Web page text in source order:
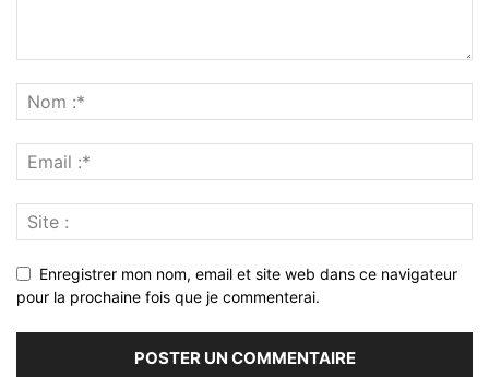
Enregistrer mon nom, email et site web dans ce navigateur
pour la prochaine fois que je commenterai.